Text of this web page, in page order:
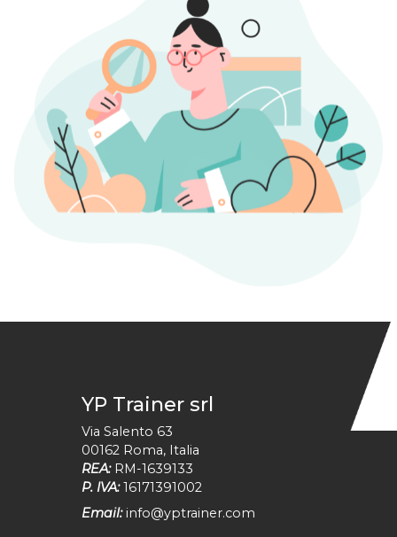
YP Trainer srl
Via Salento 63
00162 Roma, Italia
REA: RM-1639133
P. IVA: 16171391002
Email: info@yptrainer.com